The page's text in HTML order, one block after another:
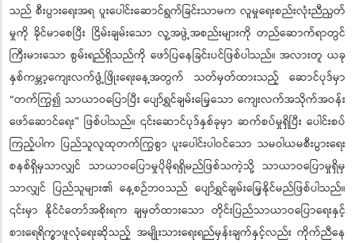
သည် စီးပွားရေးအရ ပူးပေါင်းဆောင်ရွက်ခြင်းသာမက လူမှုရေးစည်းလုံးညီညွတ်
မှုကို ခိုင်မာစေပြီး ငြိမ်းချမ်းသော လူ့အဖွဲ့အစည်းများကို တည်ဆောက်ရာတွင်
ကြီးမားသော စွမ်းရည်ရှိသည်ကို ဖော်ပြနေခြင်းပင်ဖြစ်ပါသည်။ အလားတူ ယခု
နှစ်ကမ္ဘာ့ကျေးလက်ဖွံ့ဖြိုးရေးနေ့အတွက် သတ်မှတ်ထားသည့် ဆောင်ပုဒ်မှာ
“တက်ကြွ၍ သာယာဝပြောပြီး ပျော်ရွှင်ချမ်းမြေ့သော ကျေးလက်အသိုက်အဝန်း
ဖော်ဆောင်ရေး” ဖြစ်ပါသည်။ ၎င်းဆောင်ပုဒ်နှစ်ခုမှာ ဆက်စပ်မှုရှိပြီး ပေါင်းစပ်
ကြည့်ပါက ပြည်သူလူထုတက်ကြွစွာ ပူးပေါင်းပါဝင်သော သမဝါယမစီးပွားရေး
စနစ်ရှိမှသာလျှင် သာယာဝပြောမှုပိုမိုရရှိမည်ဖြစ်သကဲ့သို့ သာယာဝပြောမှုရှိမှ
သာလျှင် ပြည်သူများ၏ နေ့စဉ်ဘဝသည် ပျော်ရွှင်ချမ်းမြေ့နိုင်မည်ဖြစ်ပါသည်။
၎င်းမှာ နိုင်ငံတော်အစိုးရက ချမှတ်ထားသော တိုင်းပြည်သာယာဝပြောရေးနှင့်
စားရေရိက္ခာဖူလုံရေးဆိုသည့် အမျိုးသားရေးရည်မှန်းချက်နှင့်လည်း ကိုက်ညီနေ